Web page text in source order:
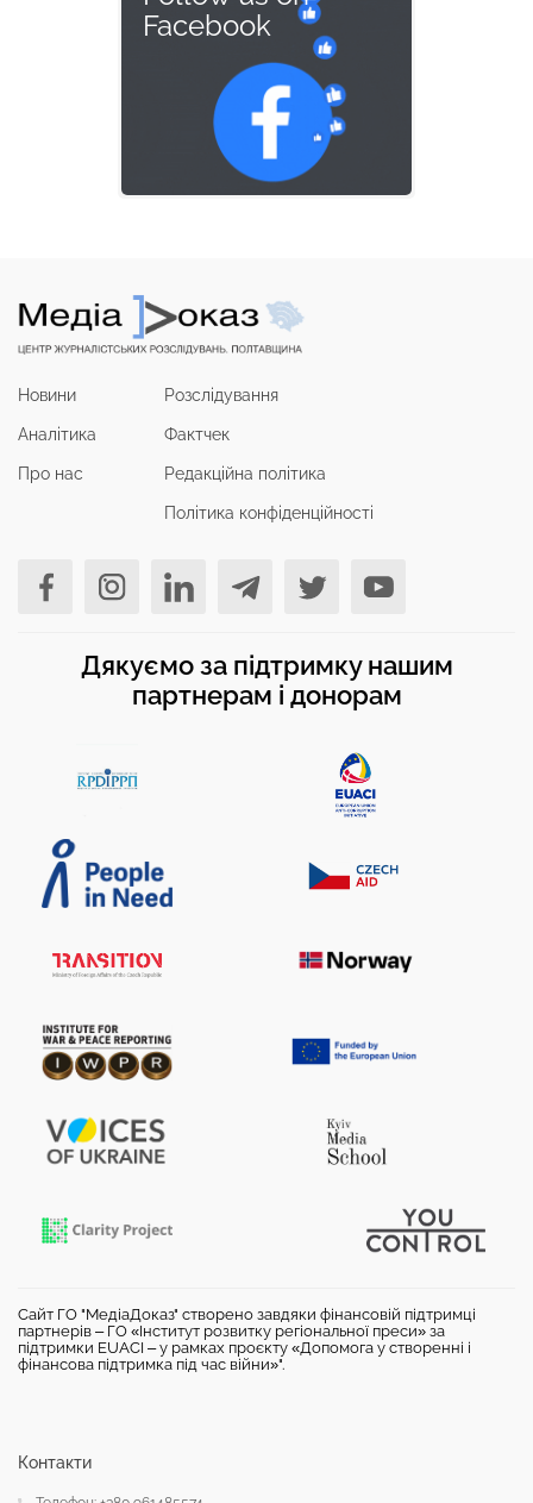
Facebook
Новини
Аналітика
Про нас
Розслідування
Фактчек
Редакційна політика
Політика конфіденційності
Дякуємо за підтримку нашим
партнерам і донорам
Сайт ГО "МедіаДоказ" створено завдяки фінансовій підтримці
партнерів – ГО «Інститут розвитку регіональної преси» за
підтримки EUACI – у рамках проєкту «Допомога у створенні і
фінансова підтримка під час війни»".
Контакти